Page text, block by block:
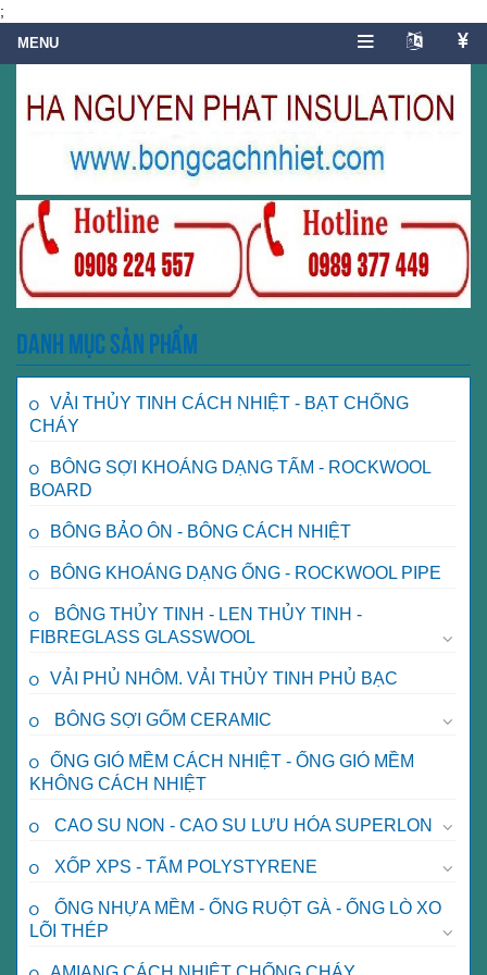
;
Danh mục sản phẩm
VẢI THỦY TINH CÁCH NHIỆT - BẠT CHỐNG
CHÁY
BÔNG SỢI KHOÁNG DẠNG TẤM - ROCKWOOL
BOARD
BÔNG BẢO ÔN - BÔNG CÁCH NHIỆT
BÔNG KHOÁNG DẠNG ỐNG - ROCKWOOL PIPE
BÔNG THỦY TINH - LEN THỦY TINH -
FIBREGLASS GLASSWOOL
VẢI PHỦ NHÔM. VẢI THỦY TINH PHỦ BẠC
BÔNG SỢI GỐM CERAMIC
ỐNG GIÓ MỀM CÁCH NHIỆT - ỐNG GIÓ MỀM
KHÔNG CÁCH NHIỆT
CAO SU NON - CAO SU LƯU HÓA SUPERLON
XỐP XPS - TẤM POLYSTYRENE
ỐNG NHỰA MỀM - ỐNG RUỘT GÀ - ỐNG LÒ XO
LÕI THÉP